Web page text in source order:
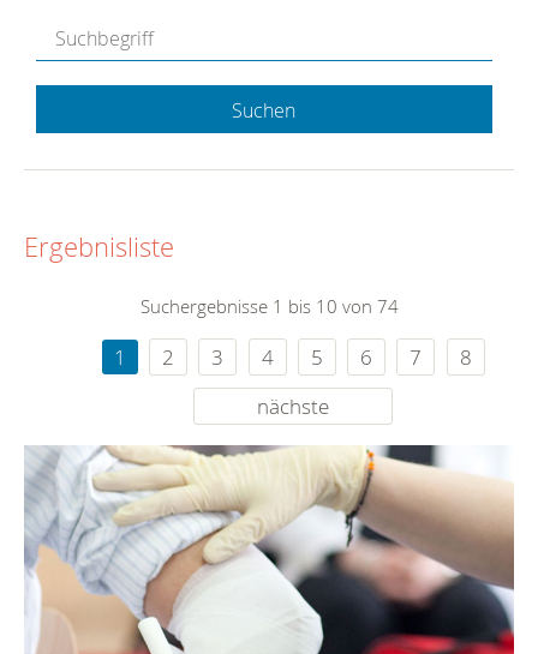
Suchen
Ergebnisliste
Suchergebnisse 1 bis 10 von 74
1 2 3 4 5 6 7
8
nächste